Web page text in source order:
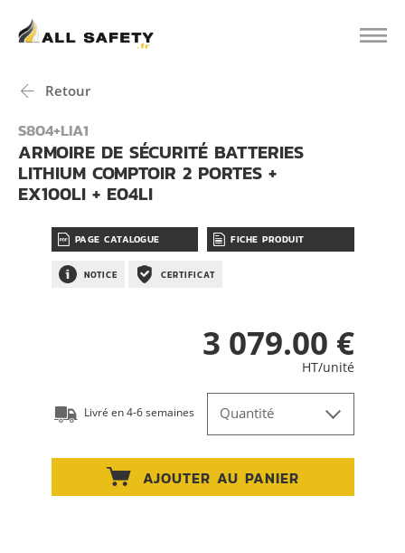
Retour
S804+LIA1
ARMOIRE DE SÉCURITÉ BATTERIES
LITHIUM COMPTOIR 2 PORTES +
EX100LI + E04LI
PAGE CATALOGUE FICHE PRODUIT
NOTICE CERTIFICAT
3 079.00 €
HT/unité
Livré en 4-6 semaines Quantité
AJOUTER AU PANIER